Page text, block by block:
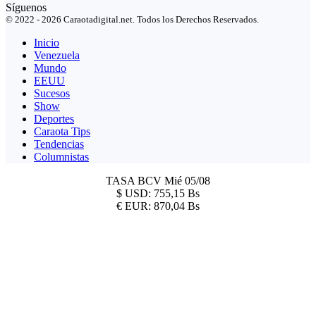
Síguenos
© 2022 - 2026 Caraotadigital.net. Todos los Derechos Reservados.
Inicio
Venezuela
Mundo
EEUU
Sucesos
Show
Deportes
Caraota Tips
Tendencias
Columnistas
TASA BCV Mié 05/08
$ USD: 755,15 Bs
€ EUR: 870,04 Bs